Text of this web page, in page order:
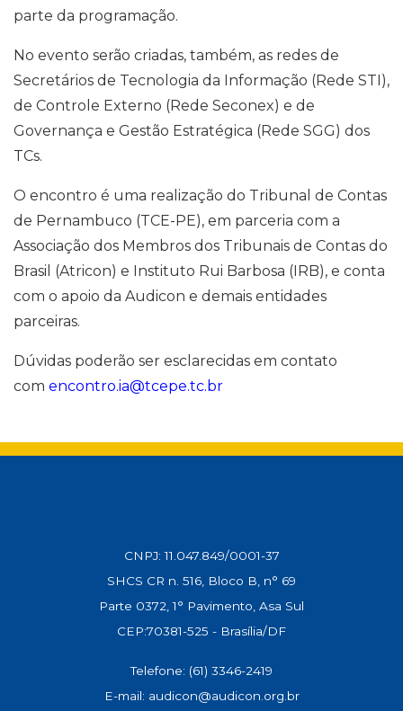
parte da programação.
No evento serão criadas, também, as redes de
Secretários de Tecnologia da Informação (Rede STI),
de Controle Externo (Rede Seconex) e de
Governança e Gestão Estratégica (Rede SGG) dos
TCs.
O encontro é uma realização do Tribunal de Contas
de Pernambuco (TCE-PE), em parceria com a
Associação dos Membros dos Tribunais de Contas do
Brasil (Atricon) e Instituto Rui Barbosa (IRB), e conta
com o apoio da Audicon e demais entidades
parceiras.
Dúvidas poderão ser esclarecidas em contato
com encontro.ia@tcepe.tc.br
CNPJ: 11.047.849/0001-37
SHCS CR n. 516, Bloco B, n° 69
Parte 0372, 1° Pavimento, Asa Sul
CEP:70381-525 - Brasília/DF
Telefone: (61) 3346-2419
E-mail: audicon@audicon.org.br